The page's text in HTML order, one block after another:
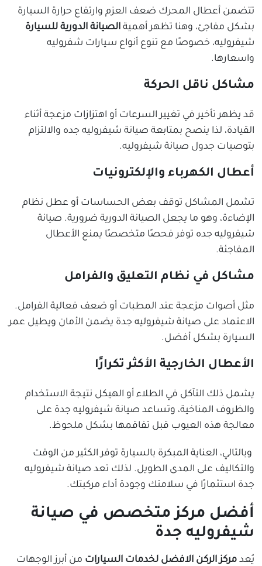
تتضمن أعطال المحرك ضعف العزم وارتفاع حرارة السيارة
بشكل مفاجئ، وهنا تظهر أهميةالصيانة الدورية للسيارة
شيفروليه، خصوصًا مع تنوع أنواع سيارات شفروليه
واسعارها.
مشاكل ناقل الحركة
قد يظهر تأخير في تغيير السرعات أو اهتزازات مزعجة أثناء
القيادة، لذا ينصح بمتابعة صيانة شيفروليه جده والالتزام
بتوصيات جدول صيانة شيفروليه.
أعطال الكهرباء والإلكترونيات
تشمل المشاكل توقف بعض الحساسات أو عطل نظام
الإضاءة، وهو ما يجعل الصيانة الدورية ضرورية. صيانة
شيفروليه جده توفر فحصًا متخصصًا يمنع الأعطال
المفاجئة.
مشاكل في نظام التعليق والفرامل
مثل أصوات مزعجة عند المطبات أو ضعف فعالية الفرامل.
الاعتماد على صيانة شيفروليه جدة يضمن الأمان ويطيل عمر
السيارة بشكل أفضل.
الأعطال الخارجية الأكثر تكرارًا
يشمل ذلك التآكل في الطلاء أو الهيكل نتيجة الاستخدام
والظروف المناخية، وتساعد صيانة شيفروليه جدة على
معالجة هذه العيوب قبل تفاقمها بشكل ملحوظ.
وبالتالي، العناية المبكرة بالسيارة توفر الكثير من الوقت
والتكاليف على المدى الطويل. لذلك تعد صيانة شيفروليه
جدة استثمارًا في سلامتك وجودة أداء مركبتك.
أفضل مركز متخصص في صيانة
شيفروليه جدة
يُعد مركز الركن الافضل لخدمات السيارات من أبرز الوجهات